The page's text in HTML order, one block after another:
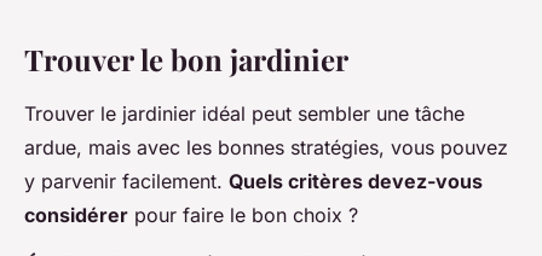
Trouver le bon jardinier
Trouver le jardinier idéal peut sembler une tâche
ardue, mais avec les bonnes stratégies, vous pouvez
y parvenir facilement. Quels critères devez-vous
considérer pour faire le bon choix ?